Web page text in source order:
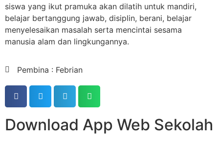
siswa yang ikut pramuka akan dilatih untuk mandiri,
belajar bertanggung jawab, disiplin, berani, belajar
menyelesaikan masalah serta mencintai sesama
manusia alam dan lingkungannya.
Pembina : Febrian
Download App Web Sekolah